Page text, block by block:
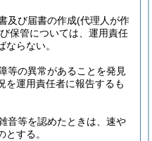
及び届書の作成(代理人が作
び保管については、運用責任
らない。
等の異常があることを発見
を運用責任者に報告するも
音等を認めたときは、速や
する。